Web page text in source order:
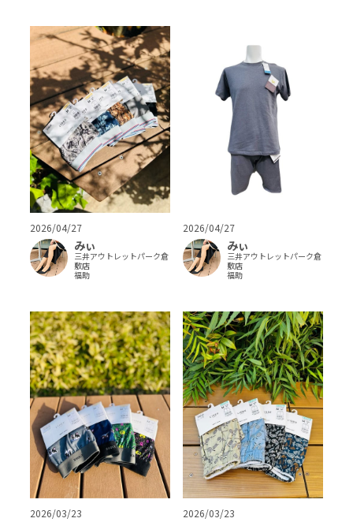
2026/04/27
みぃ
三井アウトレットパーク倉
敷店
福助
2026/04/27
みぃ
三井アウトレットパーク倉
敷店
福助
2026/03/23 2026/03/23